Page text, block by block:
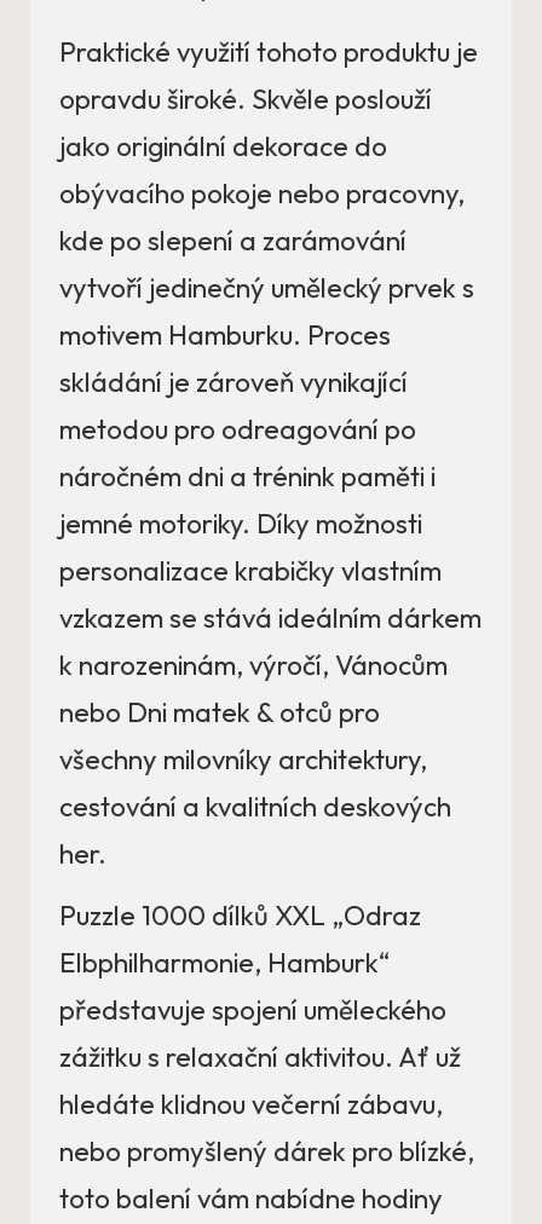
Praktické využití tohoto produktu je
opravdu široké. Skvěle poslouží
jako originální dekorace do
obývacího pokoje nebo pracovny,
kde po slepení a zarámování
vytvoří jedinečný umělecký prvek s
motivem Hamburku. Proces
skládání je zároveň vynikající
metodou pro odreagování po
náročném dni a trénink paměti i
jemné motoriky. Díky možnosti
personalizace krabičky vlastním
vzkazem se stává ideálním dárkem
k narozeninám, výročí, Vánocům
nebo Dni matek & otců pro
všechny milovníky architektury,
cestování a kvalitních deskových
her.
Puzzle 1000 dílků XXL „Odraz
Elbphilharmonie, Hamburk“
představuje spojení uměleckého
zážitku s relaxační aktivitou. Ať už
hledáte klidnou večerní zábavu,
nebo promyšlený dárek pro blízké,
toto balení vám nabídne hodiny